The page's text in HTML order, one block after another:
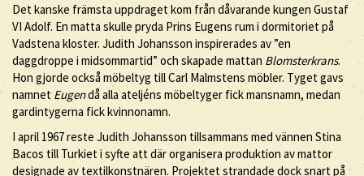
Det kanske främsta uppdraget kom från dåvarande kungen Gustaf
VI Adolf. En matta skulle pryda Prins Eugens rum i dormitoriet på
Vadstena kloster. Judith Johansson inspirerades av ”en
daggdroppe i midsommartid” och skapade mattan Blomsterkrans.
Hon gjorde också möbeltyg till Carl Malmstens möbler. Tyget gavs
namnet Eugendå alla ateljéns möbeltyger fick mansnamn, medan
gardintygerna fick kvinnonamn.
I april 1967 reste Judith Johansson tillsammans med vännen Stina
Bacos till Turkiet i syfte att där organisera produktion av mattor
designade av textilkonstnären. Projektet strandade dock snart på